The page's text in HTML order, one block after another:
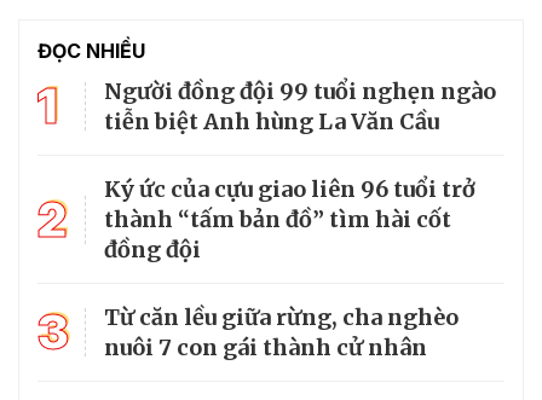
ĐỌC NHIỀU
1
Người đồng đội 99 tuổi nghẹn ngào
tiễn biệt Anh hùng La Văn Cầu
2
Ký ức của cựu giao liên 96 tuổi trở
thành “tấm bản đồ” tìm hài cốt
đồng đội
3
Từ căn lều giữa rừng, cha nghèo
nuôi 7 con gái thành cử nhân